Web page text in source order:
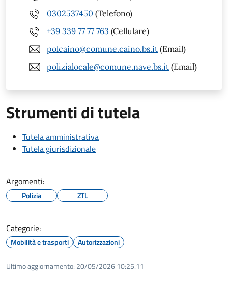
0302537450 (Telefono)
+39 339 77 77 763 (Cellulare)
polcaino@comune.caino.bs.it (Email)
polizialocale@comune.nave.bs.it (Email)
Strumenti di tutela
Tutela amministrativa
Tutela giurisdizionale
Argomenti:
Polizia ZTL
Categorie:
Mobilità e trasporti Autorizzazioni
Ultimo aggiornamento: 20/05/2026 10:25.11